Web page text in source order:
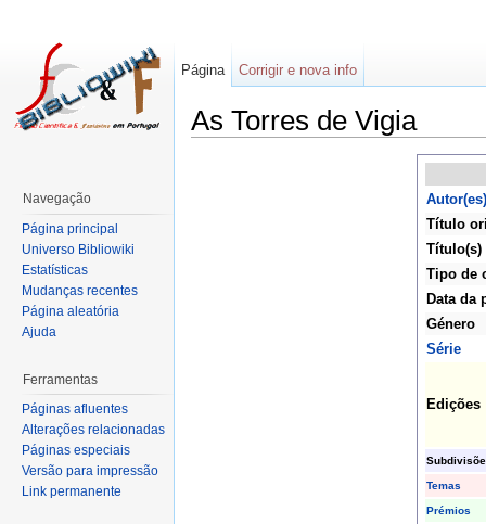
As Torres de Vigia
Autor(es)
Título
Título(s)
Tipo de
Data da
Género
Série
Edições
Temas
Prémios
Página Corrigir e nova info
Navegação
Página principal
Universo Bibliowiki
Estatísticas
Mudanças recentes
Página aleatória
Ajuda
Ferramentas
Páginas afluentes
Alterações relacionadas
Páginas especiais
Versão para impressão
Link permanente